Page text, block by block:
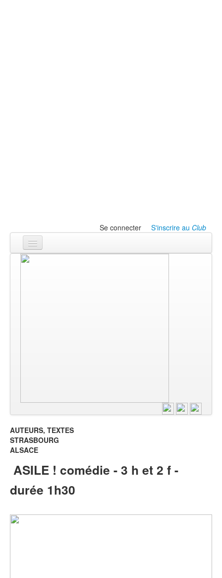
Se connecter S'inscrire au Club
LA THÉÂTROTHÈQUE
AUTEURS, TEXTES
STRASBOURG
ALSACE
ASILE ! comédie - 3 h et 2 f -
durée 1h30